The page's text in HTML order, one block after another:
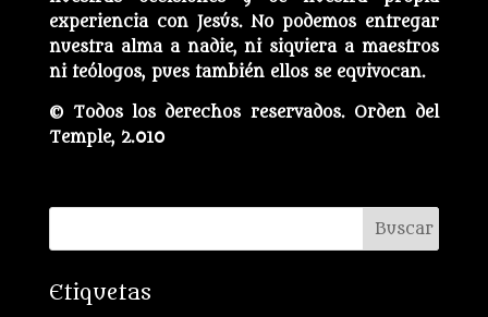
experiencia con Jesús. No podemos entregar
nuestra alma a nadie, ni siquiera a maestros
ni teólogos, pues también ellos se equivocan.
© Todos los derechos reservados. Orden del
Temple, 2.010
Etiquetas